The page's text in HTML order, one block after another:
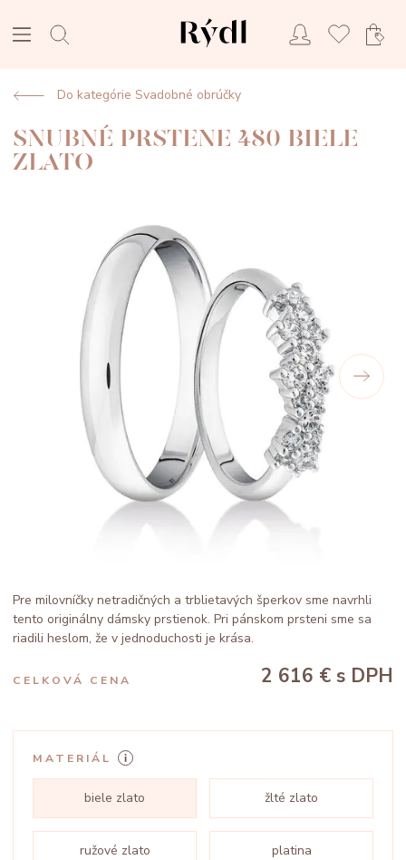
Do kategórie Svadobné obrúčky
SNUBNÉ PRSTENE 480 BIELE
ZLATO
Pre milovníčky netradičných a trblietavých šperkov sme navrhli
tento originálny dámsky prstienok. Pri pánskom prsteni sme sa
riadili heslom, že v jednoduchosti je krása.
CELKOVÁ CENA 2 616 € s DPH
MATERIÁL
biele zlato žlté zlato
ružové zlato platina